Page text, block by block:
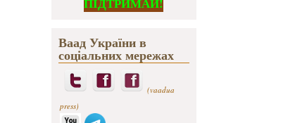
Ваад України в
соціальних мережах
(vaadua
press)